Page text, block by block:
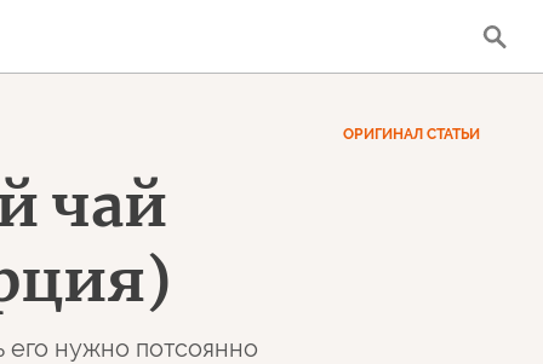
ОРИГИНАЛ СТАТЬИ
чай
его нужно потсоянно